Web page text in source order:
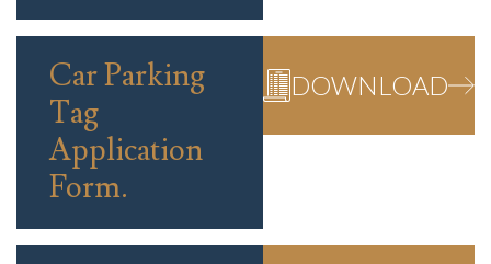
Car Parking
Tag
Application
Form.
DOWNLOAD